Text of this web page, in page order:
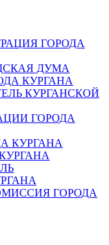
ГОРОДА
ДУМА
КУРГАНА
КУРГАНСКОЙ
ГОРОДА
КУРГАНА
ГОРОДА